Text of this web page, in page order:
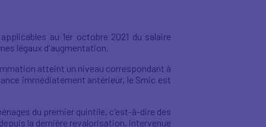
au 1er octobre 2021 du salaire
légaux d'augmentation.
atteint un niveau correspondant à
immédiatement antérieur, le Smic est
du premier quintile, c'est-à-dire des
la dernière revalorisation, intervenue